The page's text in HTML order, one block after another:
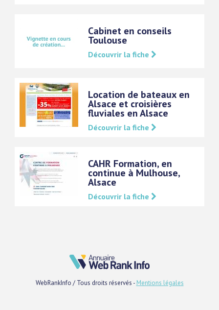
Cabinet en conseils
Toulouse
Découvrir la fiche
Location de bateaux en
Alsace et croisières
fluviales en Alsace
Découvrir la fiche
CAHR Formation, en
continue à Mulhouse,
Alsace
Découvrir la fiche
WebRankInfo / Tous droits réservés - Mentions légales